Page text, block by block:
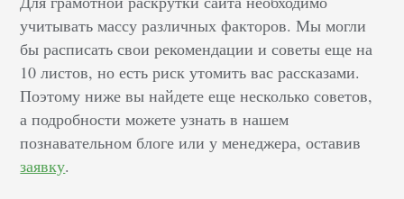
учитывать массу различных факторов. Мы могли
бы расписать свои рекомендации и советы еще на
10 листов, но есть риск утомить вас рассказами.
Поэтому ниже вы найдете еще несколько советов,
а подробности можете узнать в нашем
познавательном блоге или у менеджера, оставив
заявку.